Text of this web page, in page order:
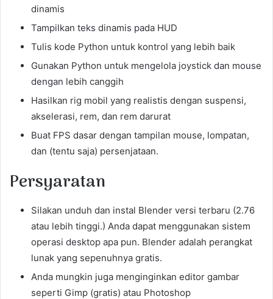
dinamis
Tampilkan teks dinamis pada HUD
Tulis kode Python untuk kontrol yang lebih baik
Gunakan Python untuk mengelola joystick dan mouse
dengan lebih canggih
Hasilkan rig mobil yang realistis dengan suspensi,
akselerasi, rem, dan rem darurat
Buat FPS dasar dengan tampilan mouse, lompatan,
dan (tentu saja) persenjataan.
Persyaratan
Silakan unduh dan instal Blender versi terbaru (2.76
atau lebih tinggi.) Anda dapat menggunakan sistem
operasi desktop apa pun. Blender adalah perangkat
lunak yang sepenuhnya gratis.
Anda mungkin juga menginginkan editor gambar
seperti Gimp (gratis) atau Photoshop